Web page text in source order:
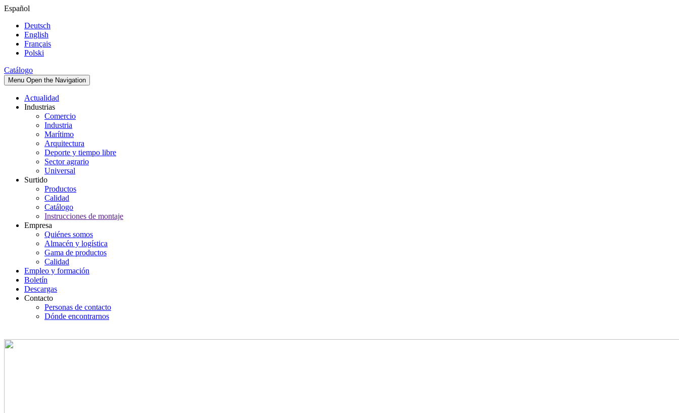
Español
Deutsch
English
Français
Polski
Catálogo
Menu Open the Navigation
Actualidad
Industrias
Comercio
Industria
Marítimo
Arquitectura
Deporte y tiempo libre
Sector agrario
Universal
Surtido
Productos
Calidad
Catálogo
Instrucciones de montaje
Empresa
Quiénes somos
Almacén y logística
Gama de productos
Calidad
Empleo y formación
Boletín
Descargas
Contacto
Personas de contacto
Dónde encontrarnos